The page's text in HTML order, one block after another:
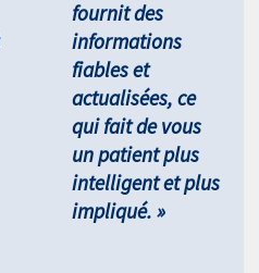
fournit des
informations
fiables et
actualisées, ce
qui fait de vous
un patient plus
intelligent et plus
impliqué. »